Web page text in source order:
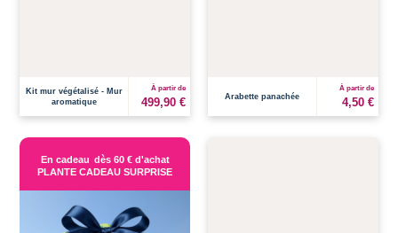
Kit mur végétalisé - Mur
aromatique
À partir de
499,90 € Arabette panachée
À partir de
4,50 €
En cadeau dès 60 € d'achat
PLANTE CADEAU SURPRISE